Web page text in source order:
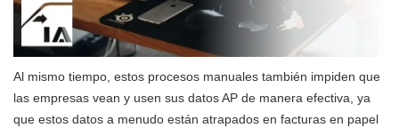
Al mismo tiempo, estos procesos manuales también impiden que
las empresas vean y usen sus datos AP de manera efectiva, ya
que estos datos a menudo están atrapados en facturas en papel